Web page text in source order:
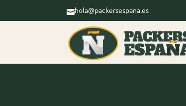
hola@packersespana.es